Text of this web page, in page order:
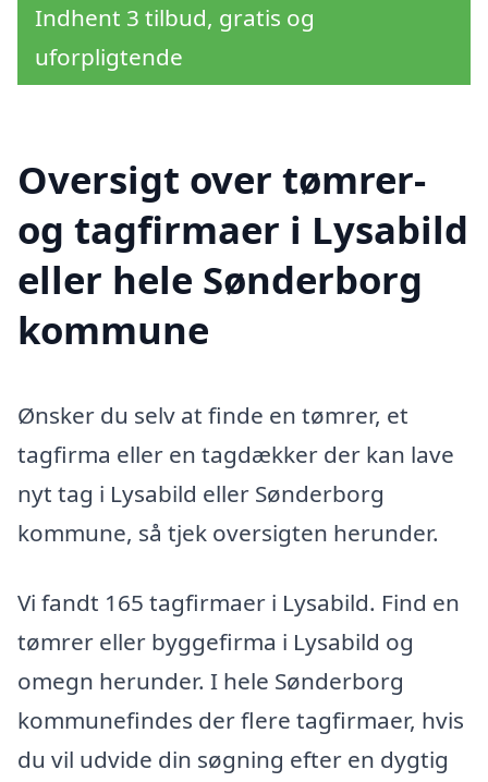
Indhent 3 tilbud, gratis og
uforpligtende
Oversigt over tømrer-
og tagfirmaer i Lysabild
eller hele Sønderborg
kommune
Ønsker du selv at finde en tømrer, et
tagfirma eller en tagdækker der kan lave
nyt tag i Lysabild eller Sønderborg
kommune, så tjek oversigten herunder.
Vi fandt 165 tagfirmaer i Lysabild. Find en
tømrer eller byggefirma i Lysabild og
omegn herunder. I hele Sønderborg
kommunefindes der flere tagfirmaer, hvis
du vil udvide din søgning efter en dygtig